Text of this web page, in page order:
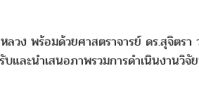
วง พร้อมด้วยศาสตราจารย์ ดร.สุจิต
ละนำเสนอภาพรวมการดำเนินงานวิจั